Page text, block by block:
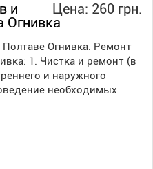
Цена: 260 грн.
и
Огнивка
Огнивка. Ремонт
1. Чистка и ремонт (в
и наружного
необходимых